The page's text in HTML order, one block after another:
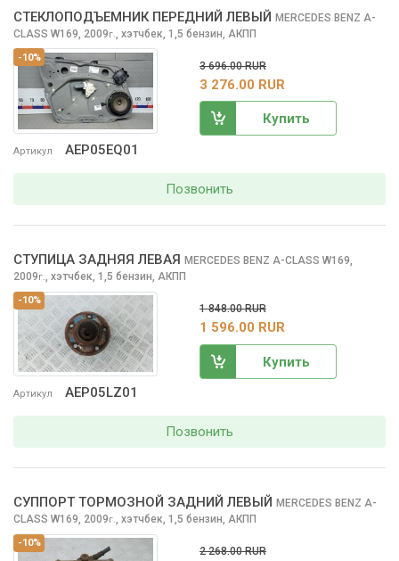
-10%
Артикул AEP05EQ01
СТЕКЛОПОДЪЕМНИК ПЕРЕДНИЙ ЛЕВЫЙ MERCEDES BENZ A-
CLASS W169, 2009г., хэтчбек, 1,5 бензин, АКПП
3 696.00 RUR
3 276.00 RUR
Купить
Позвонить
-10%
Артикул AEP05LZ01
СТУПИЦА ЗАДНЯЯ ЛЕВАЯ MERCEDES BENZ A-CLASS W169,
2009г., хэтчбек, 1,5 бензин, АКПП
1 848.00 RUR
1 596.00 RUR
Купить
Позвонить
-10%
СУППОРТ ТОРМОЗНОЙ ЗАДНИЙ ЛЕВЫЙ MERCEDES BENZ A-
CLASS W169, 2009г., хэтчбек, 1,5 бензин, АКПП
2 268.00 RUR